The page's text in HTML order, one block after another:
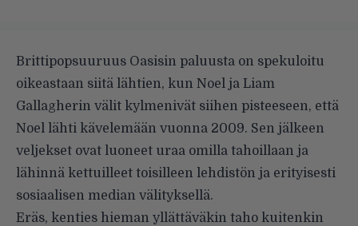
Brittipopsuuruus Oasisin paluusta on spekuloitu
oikeastaan siitä lähtien, kun Noel ja Liam
Gallagherin välit kylmenivät siihen pisteeseen, että
Noel lähti kävelemään vuonna 2009. Sen jälkeen
veljekset ovat luoneet uraa omilla tahoillaan ja
lähinnä kettuilleet toisilleen lehdistön ja erityisesti
sosiaalisen median välityksellä.
Eräs, kenties hieman yllättäväkin taho kuitenkin